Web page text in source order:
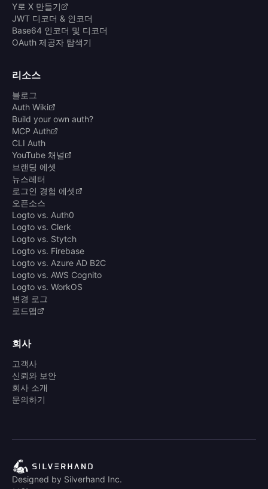
Y로 X 만들기
JWT 디코더 & 인코더
Base64 인코더 및 디코더
OAuth 제공자 탐색기
리소스
블로그
Auth Wiki
Build your own auth?
MCP Auth
CLI Auth
YouTube 채널
브랜딩 에셋
뉴스레터
로그인 경험 에셋
오픈소스
Logto vs. Auth0
Logto vs. Clerk
Logto vs. Stytch
Logto vs. Firebase
Logto vs. Azure AD B2C
Logto vs. AWS Cognito
Logto vs. WorkOS
변경 로그
로드맵
회사
고객사
신뢰와 보안
회사 소개
문의하기
Designed by Silverhand Inc.